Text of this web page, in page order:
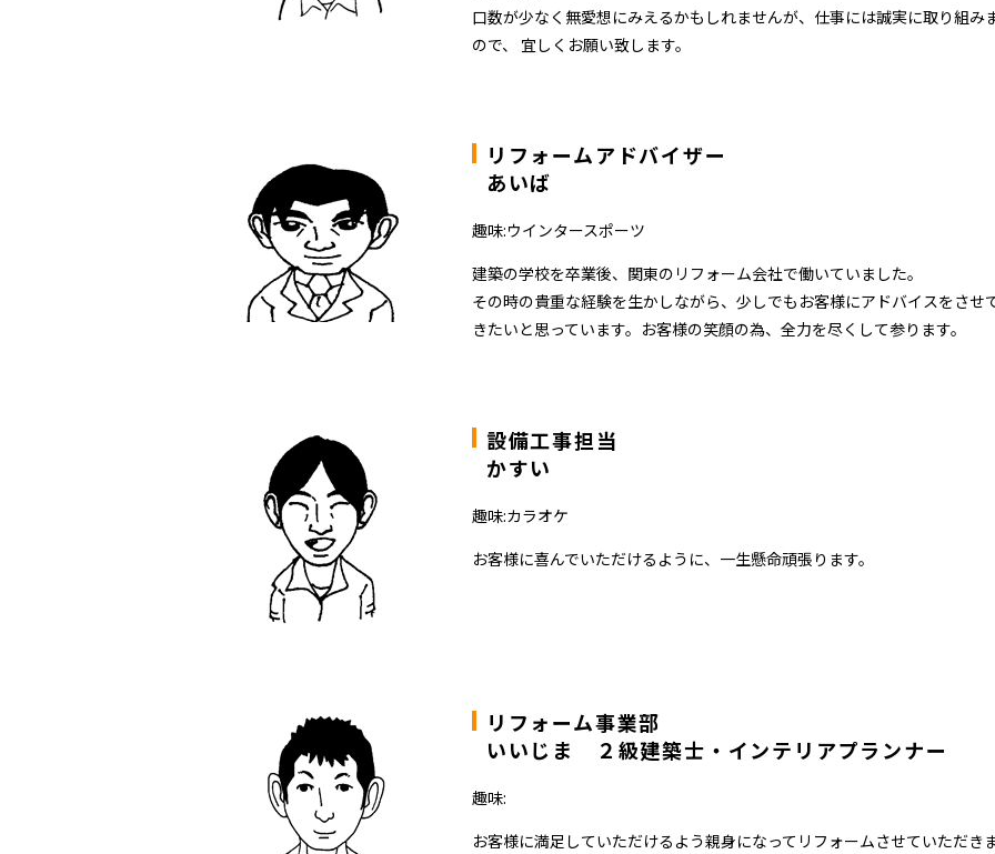
口数が少なく無愛想にみえるかもしれませんが、仕事には誠実に取り組み
ので、 宜しくお願い致します。
リフォームアドバイザー
あいば
趣味:ウインタースポーツ
建築の学校を卒業後、関東のリフォーム会社で働いていました。
その時の貴重な経験を生かしながら、少しでもお客様にアドバイスをさせ
きたいと思っています。お客様の笑顔の為、全力を尽くして参ります。
設備工事担当
かすい
趣味:カラオケ
お客様に喜んでいただけるように、一生懸命頑張ります。
リフォーム事業部
いいじま ２級建築士・インテリアプランナー
趣味:
お客様に満足していただけるよう親身になってリフォームさせていただき